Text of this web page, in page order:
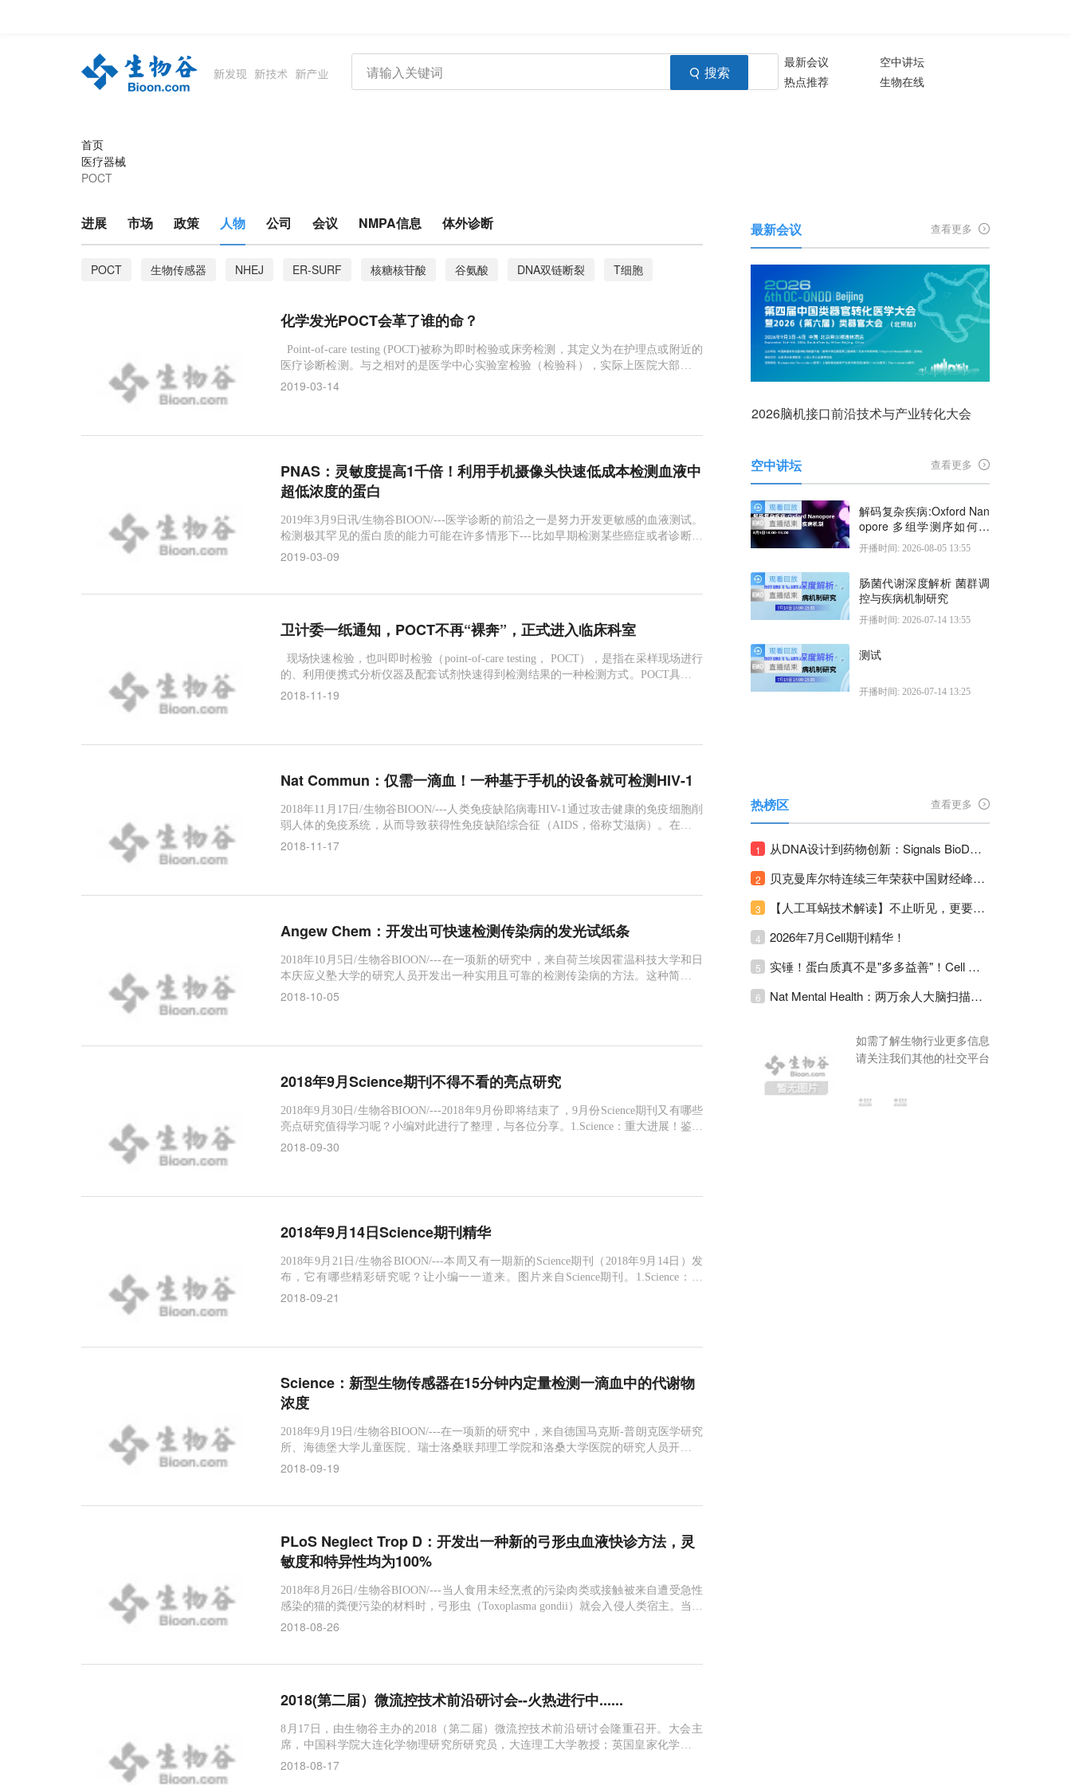
搜索
最新会议
空中讲坛
热点推荐
生物在线
首页
医疗器械
POCT
进展 市场 政策 人物 公司 会议 NMPA信息 体外诊断
POCT 生物传感器 NHEJ ER-SURF 核糖核苷酸 谷氨酸 DNA双链断裂 T细胞
葡萄糖 苯丙氨酸 鸟类迁移 NADPH 代谢物 即时测试 杜兴氏肌肉萎缩症
抗肌萎缩蛋白 艾滋病
LAMP PCR 数码相机 试纸条 微液滴 卵子 干细胞 抗CRISPR蛋白 手机摄像头
CRISPR 生物标志物 血液测试
化学发光POCT会革了谁的命？
Point-of-care testing (POCT)被称为即时检验或床旁检测，其定义为在护理点或附近的
医疗诊断检测。与之相对的是医学中心实验室检验（检验科），实际上医院大部分的
样本都是通过中心实验检测的，从病人护理点即采血点收集标本，送到医学中心实验
2019-03-14
PNAS：灵敏度提高1千倍！利用手机摄像头快速低成本检测血液中
超低浓度的蛋白
2019年3月9日讯/生物谷BIOON/---医学诊断的前沿之一是努力开发更敏感的血液测试。
检测极其罕见的蛋白质的能力可能在许多情形下---比如早期检测某些癌症或者诊断创
伤性脑损伤---挽救生命，在这些情形下，相关的生物标志物仅以极少量出现。超敏感
2019-03-09
卫计委一纸通知，POCT不再“裸奔”，正式进入临床科室
现场快速检验，也叫即时检验（point-of-care testing， POCT），是指在采样现场进行
的、利用便携式分析仪器及配套试剂快速得到检测结果的一种检测方式。POCT具有快
速、使用简便等特点，近些年来得到了快速发展，大批POCT仪器进入医院。由于其床
2018-11-19
Nat Commun：仅需一滴血！一种基于手机的设备就可检测HIV-1
2018年11月17日/生物谷BIOON/---人类免疫缺陷病毒HIV-1通过攻击健康的免疫细胞削
弱人体的免疫系统，从而导致获得性免疫缺陷综合征（AIDS，俗称艾滋病）。在缺乏
基础设施和训练有素的医疗专业人员的发展中国家，控制HIV-1仍然是一个重大的全球
2018-11-17
Angew Chem：开发出可快速检测传染病的发光试纸条
2018年10月5日/生物谷BIOON/---在一项新的研究中，来自荷兰埃因霍温科技大学和日
本庆应义塾大学的研究人员开发出一种实用且可靠的检测传染病的方法。这种简单的
技术使用了一种特殊的发光试纸条、一滴血和数码相机。它是价格廉价的和快速的---
2018-10-05
2018年9月Science期刊不得不看的亮点研究
2018年9月30日/生物谷BIOON/---2018年9月份即将结束了，9月份Science期刊又有哪些
亮点研究值得学习呢？小编对此进行了整理，与各位分享。1.Science：重大进展！鉴定
出有害藻花产生强效神经毒素软骨藻酸的基因簇doi:10.1126/science.aau0382; doi:10.112
2018-09-30
2018年9月14日Science期刊精华
2018年9月21日/生物谷BIOON/---本周又有一期新的Science期刊（2018年9月14日）发
布，它有哪些精彩研究呢？让小编一一道来。图片来自Science期刊。1.Science：重
磅！揭示T细胞命运决定机制doi:10.1126/science.aao2933在免疫反应期间，许多免疫细
2018-09-21
Science：新型生物传感器在15分钟内定量检测一滴血中的代谢物
浓度
2018年9月19日/生物谷BIOON/---在一项新的研究中，来自德国马克斯-普朗克医学研究
所、海德堡大学儿童医院、瑞士洛桑联邦理工学院和洛桑大学医院的研究人员开发出
一种新型生物传感器，它能够利用一滴血准确地定量测试代谢物浓度。这种方法的准
2018-09-19
PLoS Neglect Trop D：开发出一种新的弓形虫血液快诊方法，灵
敏度和特异性均为100%
2018年8月26日/生物谷BIOON/---当人食用未经烹煮的污染肉类或接触被来自遭受急性
感染的猫的粪便污染的材料时，弓形虫（Toxoplasma gondii）就会入侵人类宿主。当前
检测这种感染的方法包括血清测试，这需要在发展中地区使用通常成本过高的技术对
2018-08-26
2018(第二届）微流控技术前沿研讨会--火热进行中......
8月17日，由生物谷主办的2018（第二届）微流控技术前沿研讨会隆重召开。大会主
席，中国科学院大连化学物理研究所研究员，大连理工大学教授；英国皇家化学会会
士，德国洪堡基金（AvH）学者，日本学术振兴会学者；lab on a chip 杂志第四届编
2018-08-17
最新会议 查看更多
2026脑机接口前沿技术与产业转化大会
空中讲坛 查看更多
解码复杂疾病:Oxford Nan
opore 多组学测序如何揭
示疾病机制
开播时间: 2026-08-05 13:55
肠菌代谢深度解析 菌群调
控与疾病机制研究
开播时间: 2026-07-14 13:55
测试
开播时间: 2026-07-14 13:25
热榜区 查看更多
1 从DNA设计到药物创新：Signals BioDesign如何重塑分子生物学研发生态！
2 贝克曼库尔特连续三年荣获中国财经峰会三项大奖！
3 【人工耳蜗技术解读】不止听见，更要听见未来 ---- 智能耳蜗，开启人工耳蜗技术新纪元！
4 2026年7月Cell期刊精华！
5 实锤！蛋白质真不是"多多益善"！Cell Press Blue：适度限蛋白，反而拉长健康寿命！
6 Nat Mental Health：两万余人大脑扫描刷新抑郁脑科学认知！抑郁不只是情绪病，视觉、运动脑区同步受损！
如需了解生物行业更多信息
请关注我们其他的社交平台